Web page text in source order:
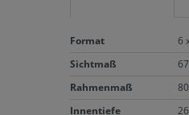
Format
6
Sichtmaß
Rahmenmaß
Innentiefe